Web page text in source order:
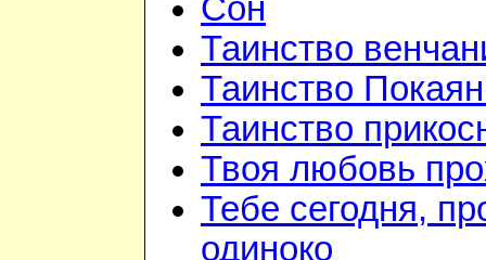
Сон
Таинство
Таинство
Таинство
Твоя любовь
Тебе сегодня,
одиноко